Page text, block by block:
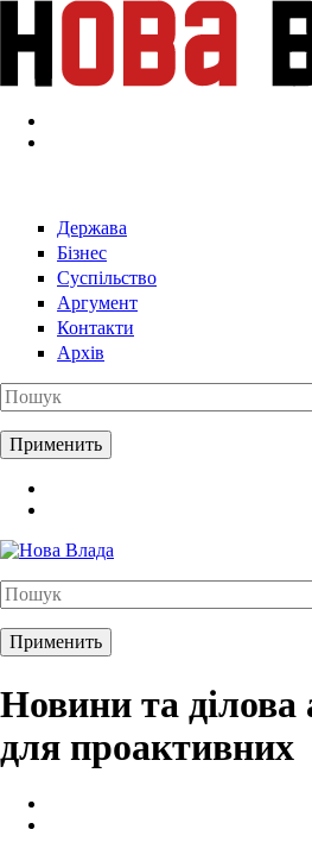
Перейти к основному содержанию
Держава
Бізнес
Суспільство
Аргумент
Контакти
Архів
Новини та ділова
для проактивних